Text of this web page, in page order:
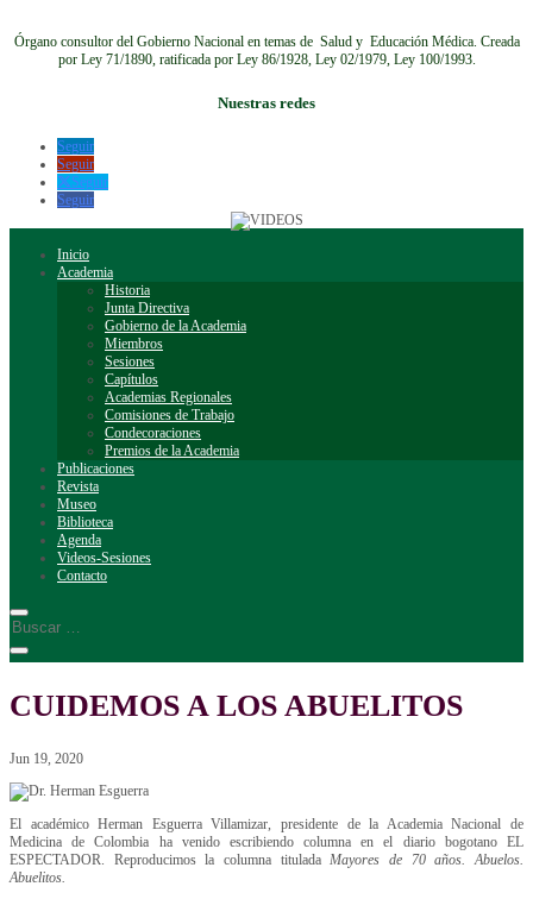
Órgano consultor del Gobierno Nacional en temas de Salud y Educación Médica. Creada
por Ley 71/1890, ratificada por Ley 86/1928, Ley 02/1979, Ley 100/1993.
Nuestras redes
Seguir
Seguir
Seguir
Seguir
Inicio
Academia
Historia
Junta Directiva
Gobierno de la Academia
Miembros
Sesiones
Capítulos
Academias Regionales
Comisiones de Trabajo
Condecoraciones
Premios de la Academia
Publicaciones
Revista
Museo
Biblioteca
Agenda
Videos-Sesiones
Contacto
CUIDEMOS A LOS ABUELITOS
Jun 19, 2020
El académico Herman Esguerra Villamizar, presidente de la Academia Nacional de
Medicina de Colombia ha venido escribiendo columna en el diario bogotano EL
ESPECTADOR. Reproducimos la columna titulada Mayores de 70 años. Abuelos.
Abuelitos.